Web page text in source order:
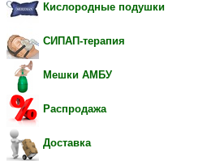
Кислородные подушки
СИПАП-терапия
Мешки АМБУ
Распродажа
Доставка